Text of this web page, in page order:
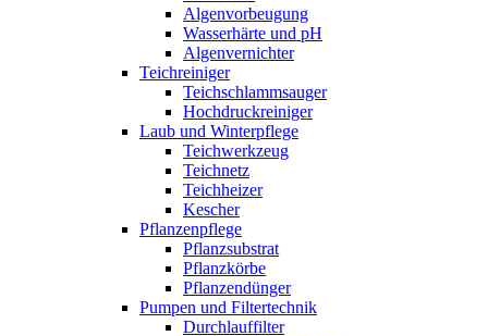
Algenvorbeugung
Wasserhärte und pH
Algenvernichter
Teichreiniger
Teichschlammsauger
Hochdruckreiniger
Laub und Winterpflege
Teichwerkzeug
Teichnetz
Teichheizer
Kescher
Pflanzenpflege
Pflanzsubstrat
Pflanzkörbe
Pflanzendünger
Pumpen und Filtertechnik
Durchlauffilter